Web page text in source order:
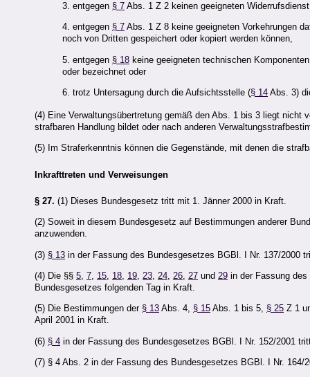
3. entgegen § 7 Abs. 1 Z 2 keinen geeigneten
4. entgegen § 7 Abs. 1 Z 8 keine geeigneten Vorkehrungen
noch von Dritten gespeichert oder kopiert werden können,
5. entgegen § 18 keine geeigneten technischen
oder bezeichnet oder
6. trotz Untersagung durch die Aufsichtsstelle (§ 14 Abs. 3)
(4) Eine Verwaltungsübertretung gemäß den Abs. 1 bis 3 liegt nicht
strafbaren Handlung bildet oder nach anderen
(5) Im Straferkenntnis können die Gegenstände, mit denen die
Inkrafttreten und Verweisungen
§ 27. (1) Dieses Bundesgesetz tritt mit 1. Jänner 2000 in Kraft.
(2) Soweit in diesem Bundesgesetz auf Bestimmungen anderer
anzuwenden.
(3) § 13 in der Fassung des Bundesgesetzes BGBl. I Nr. 137/2000
(4) Die §§ 5 7 15 18 19 23 24 26 27 und 29 in der Fassung
Bundesgesetzes folgenden Tag in Kraft.
(5) Die Bestimmungen der § 13 Abs. 4, § 15 Abs. 1 bis 5, § 25 Z 1
April 2001 in Kraft.
(6) § 4 in der Fassung des Bundesgesetzes BGBl. I Nr. 152/2001
(7) § 4 Abs. 2 in der Fassung des Bundesgesetzes BGBl. I Nr. 164/